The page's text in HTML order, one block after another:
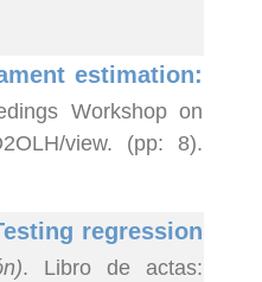
estimation:
Workshop on
view. (pp: 8).
regression
. Libro de actas: